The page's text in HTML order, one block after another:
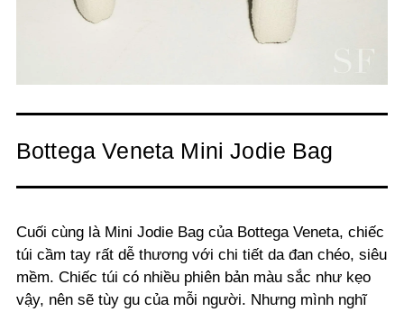
Bottega Veneta Mini Jodie Bag
Cuối cùng là Mini Jodie Bag của Bottega Veneta, chiếc
túi cầm tay rất dễ thương với chi tiết da đan chéo, siêu
mềm. Chiếc túi có nhiều phiên bản màu sắc như kẹo
vậy, nên sẽ tùy gu của mỗi người. Nhưng mình nghĩ